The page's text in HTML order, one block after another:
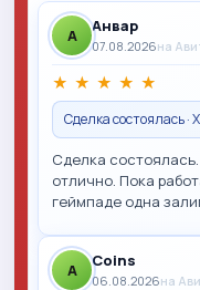
A Анвар
07.08.2026на
★ ★ ★ ★ ★
Сделка состоялась ·
Сделка
отлично. Пока
геймпаде одна
A Coins
06.08.2026на